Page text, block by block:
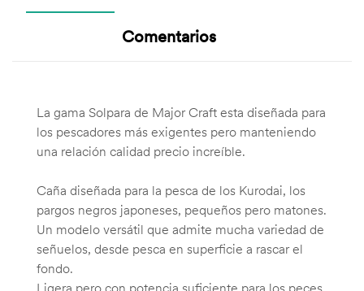
Comentarios
La gama Solpara de Major Craft esta diseñada para
los pescadores más exigentes pero manteniendo
una relación calidad precio increíble.
Caña diseñada para la pesca de los Kurodai, los
pargos negros japoneses, pequeños pero matones.
Un modelo versátil que admite mucha variedad de
señuelos, desde pesca en superficie a rascar el
fondo.